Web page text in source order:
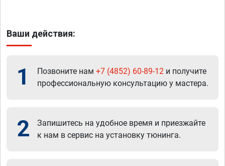
Ваши действия:
1 Позвоните нам +7 (4852) 60-89-12 и получите
профессиональную консультацию у мастера.
2
Запишитесь на удобное время и приезжайте
к нам в сервис на установку тюнинга.